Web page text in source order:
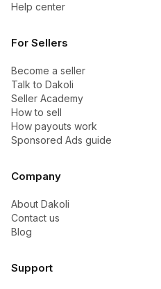
Help center
For Sellers
Become a seller
Talk to Dakoli
Seller Academy
How to sell
How payouts work
Sponsored Ads guide
Company
About Dakoli
Contact us
Blog
Support